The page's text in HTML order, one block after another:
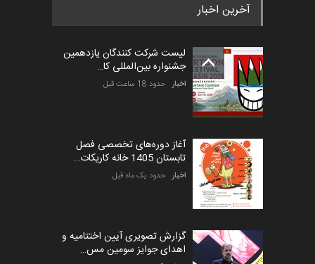
آخرین اخبار
لیست شرکت کنندگان یازدهمین
جشنواره بین‌المللی کا…
اخبار حدود 18 ساعت قبل
آغاز دوره‌های تخصصی فصل
تابستان 1405 خانه کاریکات…
اخبار حدود یک ماه قبل
گزارش تصویری آیین اختتامیه و
اهدای جوایز سومین مس…